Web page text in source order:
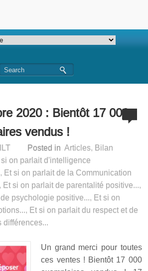
2020 : Bientôt 17 000
vendus !
ILT Posted in Articles, Bilan
si on parlait d'intelligence
, Et si on parlait de la Communication
, Et si on parlait de parentalité positive...,
psychologie positive..., Et si on
, Et si on parlait du respect et de
différences...
Un grand merci pour toutes
ces ventes ! Bientôt 17 000